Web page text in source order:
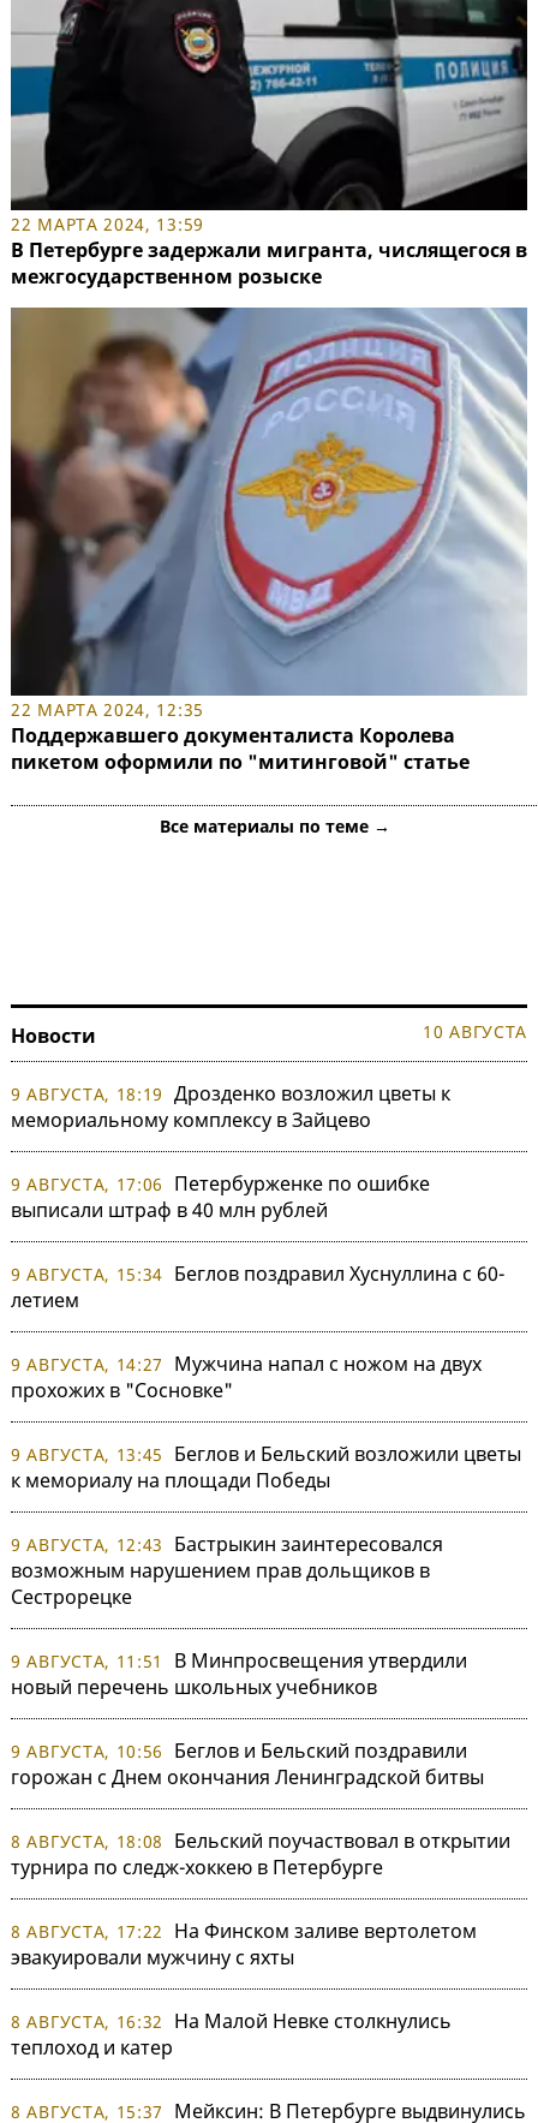
22 МАРТА 2024, 13:59
В Петербурге задержали мигранта, числящегося в
межгосударственном розыске
22 МАРТА 2024, 12:35
Поддержавшего документалиста Королева
пикетом оформили по "митинговой" статье
Все материалы по теме →
Новости 10 АВГУСТА
9 АВГУСТА, 18:19 Дрозденко возложил цветы к
мемориальному комплексу в Зайцево
9 АВГУСТА, 17:06
Петербурженке по ошибке
выписали штраф в 40 млн рублей
9 АВГУСТА, 15:34 Беглов поздравил Хуснуллина с 60-
летием
9 АВГУСТА, 14:27
Мужчина напал с ножом на двух
прохожих в "Сосновке"
9 АВГУСТА, 13:45
Беглов и Бельский возложили цветы
к мемориалу на площади Победы
9 АВГУСТА, 12:43
Бастрыкин заинтересовался
возможным нарушением прав дольщиков в
Сестрорецке
9 АВГУСТА, 11:51
В Минпросвещения утвердили
новый перечень школьных учебников
9 АВГУСТА, 10:56
Беглов и Бельский поздравили
горожан с Днем окончания Ленинградской битвы
8 АВГУСТА, 18:08
Бельский поучаствовал в открытии
турнира по следж-хоккею в Петербурге
8 АВГУСТА, 17:22
На Финском заливе вертолетом
эвакуировали мужчину с яхты
8 АВГУСТА, 16:32
На Малой Невке столкнулись
теплоход и катер
8 АВГУСТА, 15:37
Мейксин: В Петербурге выдвинулись